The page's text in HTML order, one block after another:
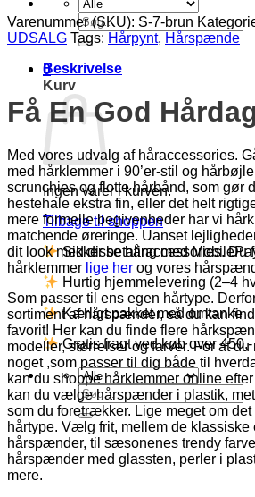
Søg
efter:
0
Kurv
Ingen varer i kurven.
Tilbage til shoppen
Sikker betaling med
Hurtig hjemmelevering (2–4
Kærligt pakket med omtanke
Gratis fragt ved køb over 450,-
Søg
efter:
Varenummer (SKU): S-7-brun
UDSALG Tags: Hårpynt, Hårspænde
Beskrivelse
Få En God
Med vores udvalg af håraccessories.
med hårklemmer i 90’er-stil og
scrunchies og flotte hårbånd, som gør
hestehale ekstra fin, eller det helt
mere formelle begivenheder har vi
matchende øreringe. Uanset
dit look med disse håraccessories. Du
hårklemmer lige her og vores
Som passer til ens egen hårtype.
sortiment af hårspænder, så du kan
favorit! Her kan du finde flere
modeller, størrelser og farver. For at
noget ,som passer til dig både til
kan du shoppe hårklemmer online
kan du vælge hårspænder i plastik,
som du foretrækker. Lige meget om
hårtype. Vælg frit, mellem de klassiske
hårspænder, til sæsonenes trendy
hårspænder med glassten, perler i
mere.